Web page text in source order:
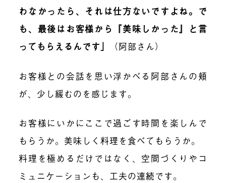
わなかったら、それは仕方ないですよね。で
も、最後はお客様から『美味しかった』と言
ってもらえるんです」
（阿部さん）
お客様との会話を思い浮かべる阿部さんの頬
が、少し緩むのを感じます。
お客様にいかにここで過ごす時間を楽しんで
もらうか。美味しく料理を食べてもらうか。
料理を極めるだけではなく、空間づくりやコ
ミュニケーションも、工夫の連続です。